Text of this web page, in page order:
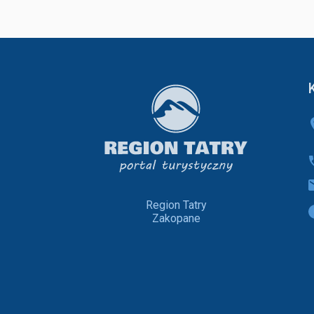
Region Tatry
Zakopane